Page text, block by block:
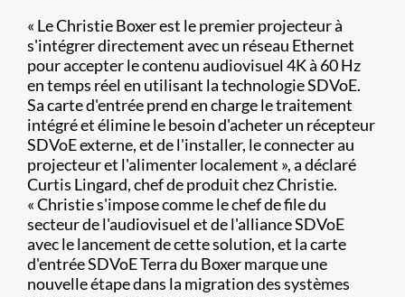
« Le Christie Boxer est le premier projecteur à
s'intégrer directement avec un réseau Ethernet
pour accepter le contenu audiovisuel 4K à 60 Hz
en temps réel en utilisant la technologie SDVoE.
Sa carte d'entrée prend en charge le traitement
intégré et élimine le besoin d'acheter un récepteur
SDVoE externe, et de l'installer, le connecter au
projecteur et l'alimenter localement », a déclaré
Curtis Lingard, chef de produit chez Christie.
« Christie s'impose comme le chef de file du
secteur de l'audiovisuel et de l'alliance SDVoE
avec le lancement de cette solution, et la carte
d'entrée SDVoE Terra du Boxer marque une
nouvelle étape dans la migration des systèmes